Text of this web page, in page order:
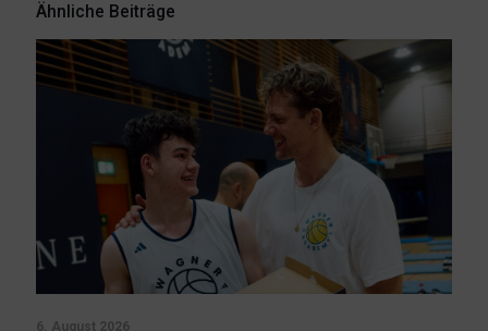
Ähnliche Beiträge
6. August 2026